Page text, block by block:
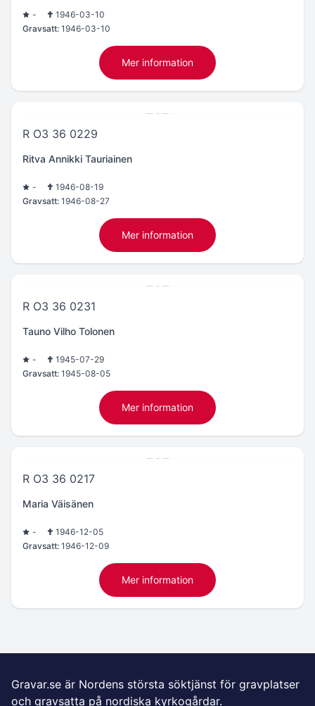
-
1946-03-10
Gravsatt: 1946-03-10
Mer information
R O3 36 0229
Ritva Annikki Tauriainen
-
1946-08-19
Gravsatt: 1946-08-27
Mer information
R O3 36 0231
Tauno Vilho Tolonen
-
1945-07-29
Gravsatt: 1945-08-05
Mer information
R O3 36 0217
Maria Väisänen
-
1946-12-05
Gravsatt: 1946-12-09
Mer information
Gravar.se är Nordens största söktjänst för gravplatser
och gravsatta på nordiska kyrkogårdar.